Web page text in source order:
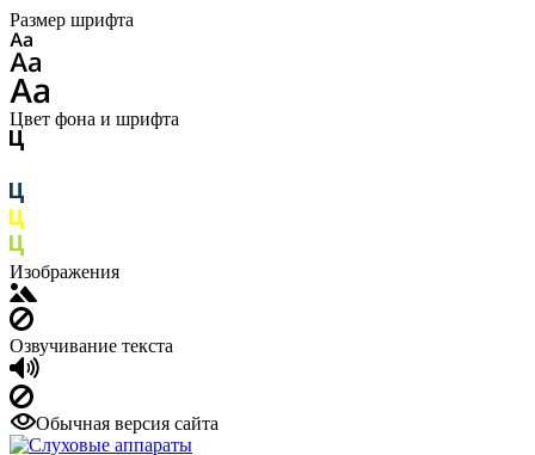
Размер шрифта
Цвет фона и шрифта
Изображения
Озвучивание текста
Обычная версия сайта